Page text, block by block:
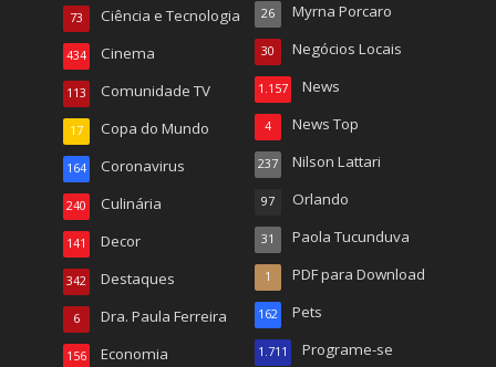
Ciência e Tecnologia
73
Cinema
434
Comunidade TV
113
Copa do Mundo
17
Coronavirus
164
Culinária
240
Decor
141
Destaques
342
Dra. Paula Ferreira
6
Economia
156
Myrna Porcaro
26
Negócios Locais
30
News
1.157
News Top
4
Nilson Lattari
237
Orlando
97
Paola Tucunduva
31
PDF para Download
1
Pets
162
Programe-se
1.711